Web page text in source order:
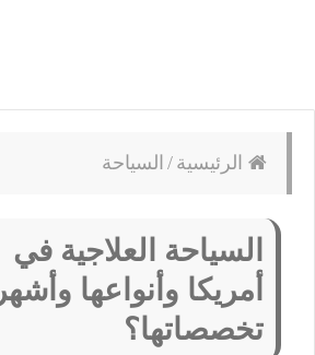
الرئيسية / السياحة
السياحة العلاجية في
أمريكا وأنواعها وأشهر
تخصصاتها؟